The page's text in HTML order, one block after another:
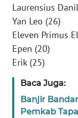
Laurensius
Yan Leo (26)
Eleven Primus
Epen (20)
Erik (25)
Baca Juga:
Banjir
Pemkab
BANTEN
WN
NTT
KEPRI